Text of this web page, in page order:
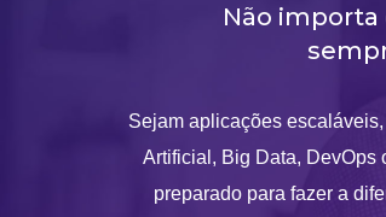
Não
Sejam aplicações
Artificial, Big Data, DevOps
preparado para fazer a